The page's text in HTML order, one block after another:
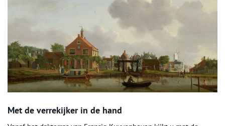
Met de verrekijker in de hand